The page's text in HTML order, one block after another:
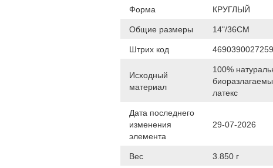
Форма КРУГЛЫЙ
Общие размеры 14"/36СМ
Штрих код 4690390027259
Исходный
материал
100%
латекс
Дата последнего
изменения
элемента
29-07-2026
Вес 3.850 г